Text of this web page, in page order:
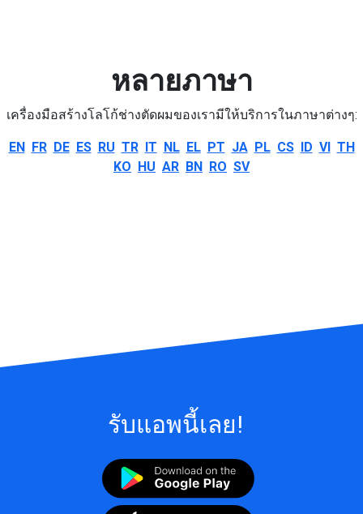
หลายภาษา
เครื่องมือสร้างโลโก้ช่างตัดผมของเรามีให้บริการในภาษาต่างๆ:
EN FR DE ES RU TR IT NL EL PT JA PL CS ID VI TH
KO HU AR BN RO SV
รับแอพนี้เลย!